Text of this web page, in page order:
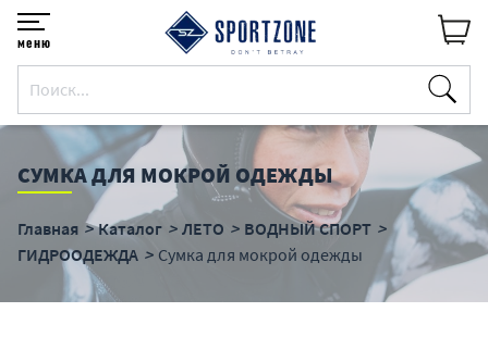
меню
СУМКА ДЛЯ МОКРОЙ ОДЕЖДЫ
Главная Каталог ЛЕТО
ВОДНЫЙ СПОРТ
ГИДРООДЕЖДА
Сумка для мокрой одежды